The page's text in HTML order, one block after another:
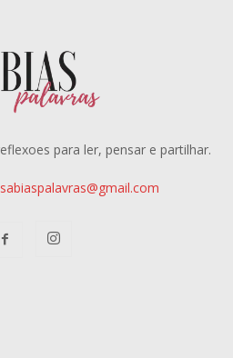
para ler, pensar e partilhar.